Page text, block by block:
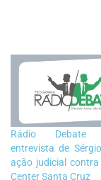
Rádio Debate
entrevista de
ação judicial
Center Santa Cruz